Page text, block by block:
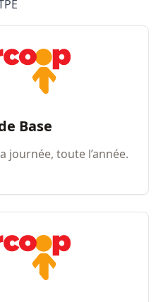
Base
journée, toute l’année.